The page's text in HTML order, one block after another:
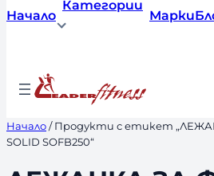
Начало
Категории
Марки
Начало/ Продукти с етикет
SOLID SOFB250“